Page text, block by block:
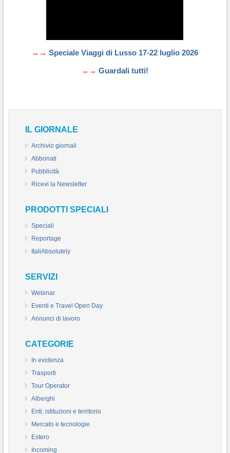
→→ Speciale Viaggi di Lusso 17-22 luglio 2026
→→ Guardali tutti!
IL GIORNALE
Archivio giornali
Abbonati
Pubblicità
Ricevi la Newsletter
PRODOTTI SPECIALI
Speciali
Reportage
ItaliAbsolutely
SERVIZI
Webinar
Eventi e Travel Open Day
Annunci di lavoro
CATEGORIE
In evidenza
Trasporti
Tour Operator
Alberghi
Enti, istituzioni e territorio
Mercato e tecnologie
Estero
Incoming